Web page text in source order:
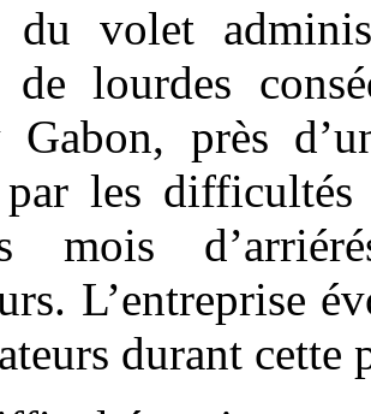
du volet
de lourdes
Gabon, près
les difficultés
mois
L’entreprise
durant cette